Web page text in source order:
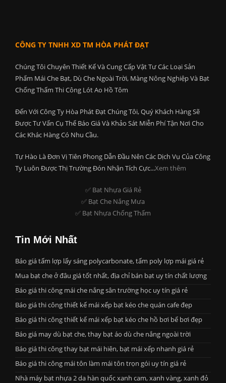
CÔNG TY TNHH XD TM HÒA PHÁT ĐẠT
Chúng Tôi Chuyên Thiết Kế Và Cung Cấp Vật Tư Các Loại Sản
Phẩm Mái Che Bạt, Dù Che Ngoài Trời, Màng Nông Nghiệp Và Bạt
Chống Thấm Thi Công Lót Ao Hồ Tôm
Đến Với Công Ty Hòa Phát Đạt Chúng Tôi, Quý Khách Hàng Sẽ
Được Tư Vấn Cụ Thể Báo Giá Và Khảo Sát Miễn Phí Tận Nơi Cho
Các Khác Hàng Có Nhu Cầu.
Tự Hào Là Đơn Vị Tiên Phong Dẫn Đầu Nên Các Dịch Vụ Của Công
Ty Luôn Được Thị Trường Đón Nhận Tích Cực...Xem thêm
✅ Bat Nhựa Giá Rẻ
✅ Bạt Che Nắng Mưa
✅ Bạt Nhựa Chống Thấm
Tin Mới Nhất
Báo giá tấm lợp lấy sáng polycarbonate, tấm poly lợp mái giá rẻ
Mua bạt che ở đâu giá tốt nhất, địa chỉ bán bạt uy tín chất lượng
Báo giá thi công mái che nắng sân trường học uy tín giá rẻ
Báo giá thi công thiết kế mái xếp bạt kéo che quán cafe đẹp
Báo giá thi công thiết kế mái xếp bạt kéo che hồ bơi bể bơi đẹp
Báo giá may dù bạt che, thay bạt áo dù che nắng ngoài trời
Báo giá thi công thay bạt mái hiên, bạt mái xếp nhanh giá rẻ
Báo giá thi công mái tôn làm mái tôn trọn gói uy tín giá rẻ
Nhà máy bạt nhựa 2 da hàn quốc xanh cam, xanh vàng, xanh đỏ